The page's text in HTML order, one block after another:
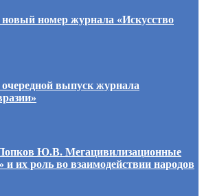
номер журнала «Искусство
выпуск журнала
Ю.В. Мегацивилизационные
и их роль во взаимодействии народов